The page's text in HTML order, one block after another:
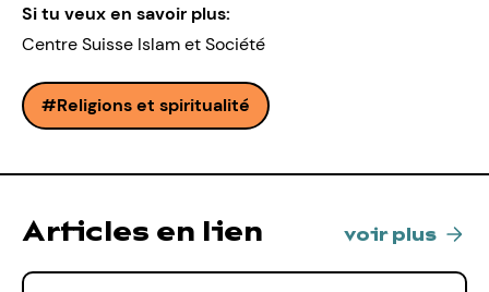
Si tu veux en savoir plus:
Centre Suisse Islam et Société
Religions et spiritualité
Articles en lien voir plus